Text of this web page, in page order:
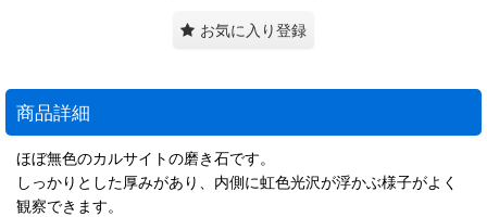
お気に入り登録
商品詳細
ほぼ無色のカルサイトの磨き石です。
しっかりとした厚みがあり、内側に虹色光沢が浮かぶ様子がよく
観察できます。